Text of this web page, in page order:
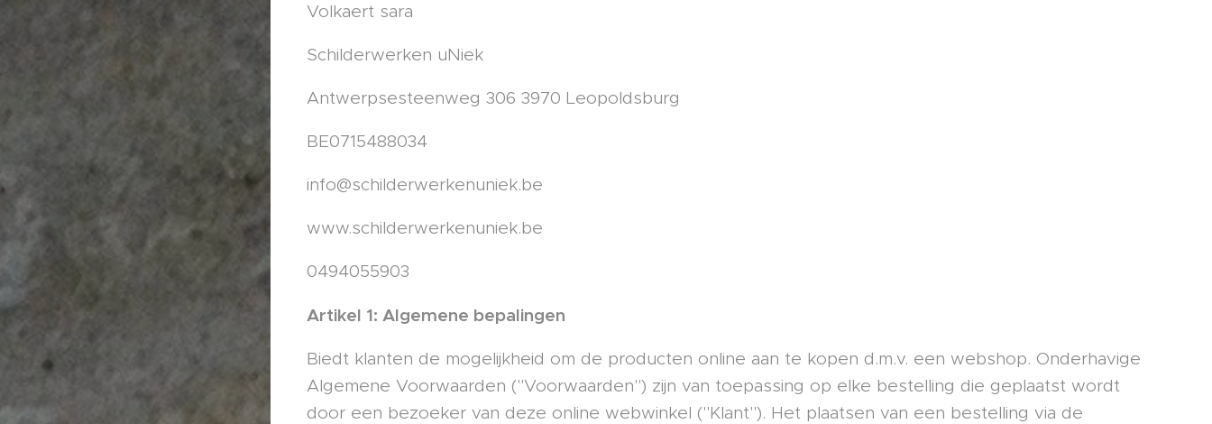
Volkaert sara
Schilderwerken uNiek
Antwerpsesteenweg 306 3970 Leopoldsburg
BE0715488034
info@schilderwerkenuniek.be
www.schilderwerkenuniek.be
0494055903
Artikel 1: Algemene bepalingen
Biedt klanten de mogelijkheid om de producten online aan te kopen d.m.v. een webshop. Onderhavige
Algemene Voorwaarden ("Voorwaarden") zijn van toepassing op elke bestelling die geplaatst wordt
door een bezoeker van deze online webwinkel ("Klant"). Het plaatsen van een bestelling via de